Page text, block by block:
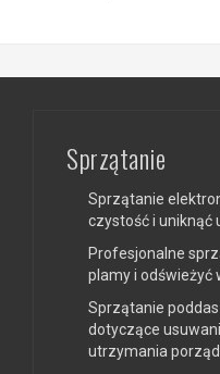
Sprzątanie
Sprzątanie
czystość i uniknąć
Profesjonalne
plamy i odświeżyć
Sprzątanie
dotyczące
utrzymania